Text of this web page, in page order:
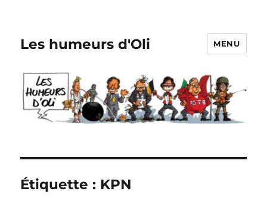
Les humeurs d'Oli MENU
Étiquette : KPN